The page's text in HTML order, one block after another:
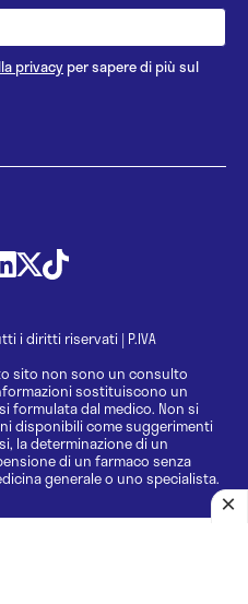
privacy per sapere di più sul
i diritti riservati | P.IVA
sito non sono un consulto
sostituiscono un
formulata dal medico. Non si
disponibili come suggerimenti
la determinazione di un
di un farmaco senza
generale o uno specialista.